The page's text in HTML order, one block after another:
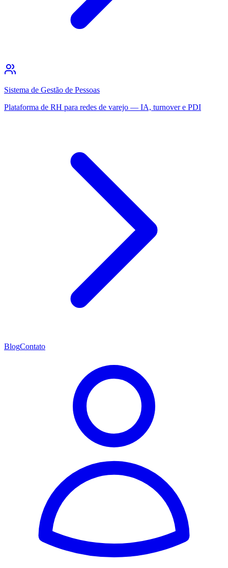
Sistema de Gestão de Pessoas
Plataforma de RH para redes de varejo — IA, turnover e PDI
BlogContato